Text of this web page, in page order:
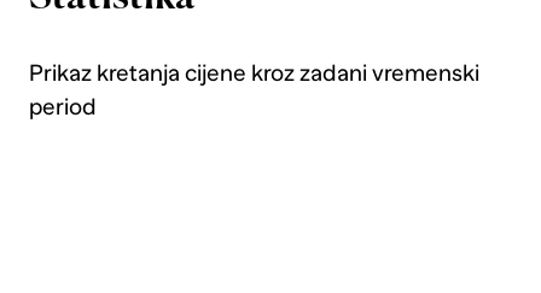
Prikaz kretanja cijene kroz zadani vremenski
period